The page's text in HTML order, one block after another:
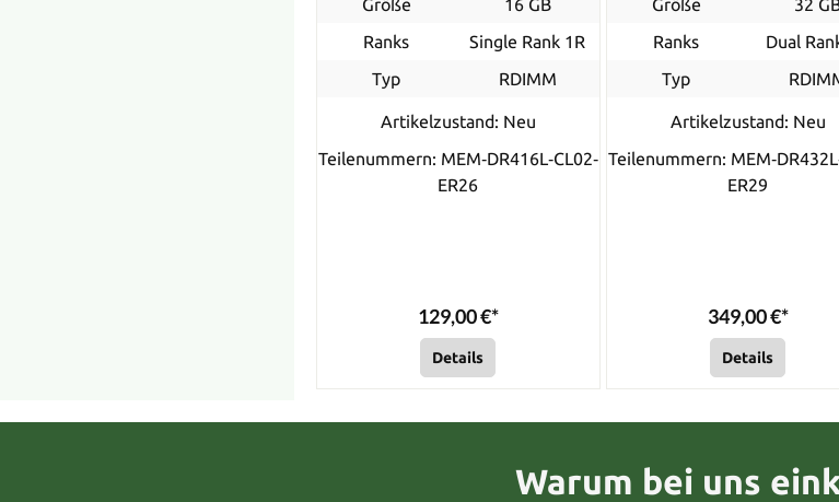
Größe
16 GB
Ranks
Single Rank 1R
Typ
RDIMM
Artikelzustand: Neu
Teilenummern: MEM‐DR416L‐CL02‐
ER26
129,00 €*
Details
Größe
32
Ranks
Dual
Typ
Artikelzustand: Neu
Teilenummern:
ER29
349,00 €*
Details
Warum bei uns